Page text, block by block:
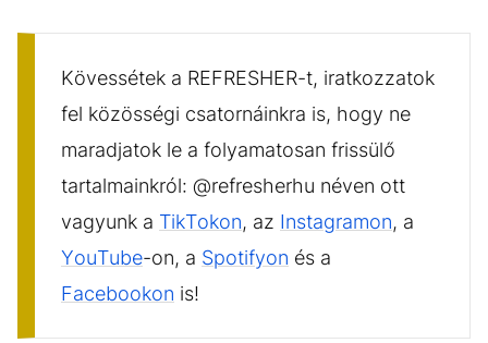
Kövessétek a REFRESHER-t, iratkozzatok
fel közösségi csatornáinkra is, hogy ne
maradjatok le a folyamatosan frissülő
tartalmainkról: @refresherhu néven ott
vagyunk a TikTokon, az Instagramon, a
YouTube-on, a Spotifyon és a
Facebookon is!